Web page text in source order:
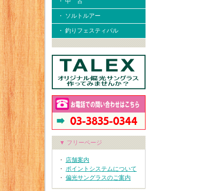
・ ソルトルアー
・ 釣りフェスティバル
▼ フリーページ
・ 店舗案内
・ ポイントシステムについて
・ 偏光サングラスのご案内